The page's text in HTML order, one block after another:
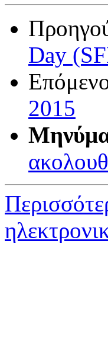
Day
2015